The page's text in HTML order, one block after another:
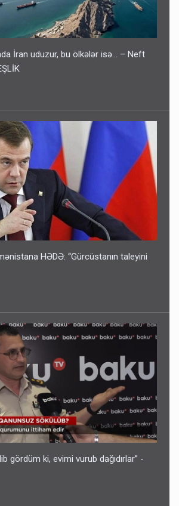
Bu gün hava çox isti olacaq
hər il 3 milyard dollar qazanacaq
İran uduzur, bu ölkələr isə... – Neft
HƏDƏ: “Gürcüstanın taleyini
gördüm ki, evimi vurub dağıdırlar” -